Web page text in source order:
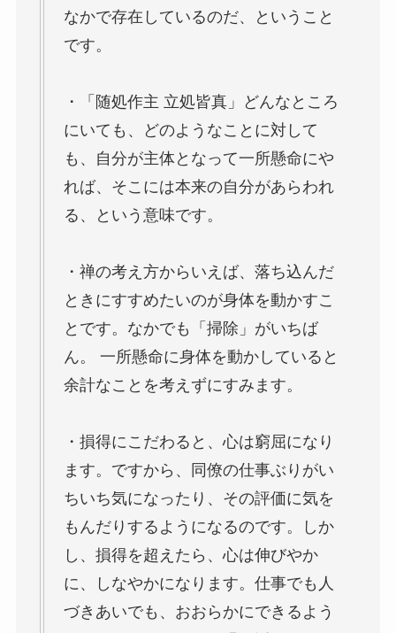
なかで存在しているのだ、ということ
です。
・「随処作主 立処皆真」どんなところ
にいても、どのようなことに対して
も、自分が主体となって一所懸命にや
れば、そこには本来の自分があらわれ
る、という意味です。
・禅の考え方からいえば、落ち込んだ
ときにすすめたいのが身体を動かすこ
とです。なかでも「掃除」がいちば
ん。 一所懸命に身体を動かしていると
余計なことを考えずにすみます。
・損得にこだわると、心は窮屈になり
ます。ですから、同僚の仕事ぶりがい
ちいち気になったり、その評価に気を
もんだりするようになるのです。しか
し、損得を超えたら、心は伸びやか
に、しなやかになります。仕事でも人
づきあいでも、おおらかにできるよう